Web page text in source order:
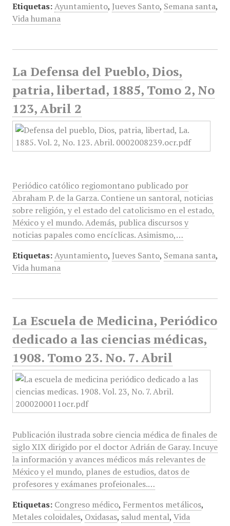
Etiquetas: Ayuntamiento, Jueves Santo, Semana santa,
Vida humana
La Defensa del Pueblo, Dios,
patria, libertad, 1885, Tomo 2, No
123, Abril 2
Periódico católico regiomontano publicado por
Abraham P. de la Garza. Contiene un santoral, noticias
sobre religión, y el estado del catolicismo en el estado,
México y el mundo. Además, publica discursos y
noticias papales como encíclicas. Asimismo,…
Etiquetas: Ayuntamiento, Jueves Santo, Semana santa,
Vida humana
La Escuela de Medicina, Periódico
dedicado a las ciencias médicas,
1908. Tomo 23. No. 7. Abril
Publicación ilustrada sobre ciencia médica de finales de
siglo XIX dirigido por el doctor Adrián de Garay. Incuye
la información y avances médicos más relevantes de
México y el mundo, planes de estudios, datos de
profesores y exámanes profeionales.…
Etiquetas: Congreso médico, Fermentos metálicos,
Metales coloidales, Oxidasas, salud mental, Vida